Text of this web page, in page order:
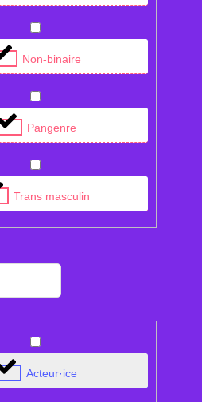
Non-binaire
Pangenre
Trans masculin
Acteur·ice